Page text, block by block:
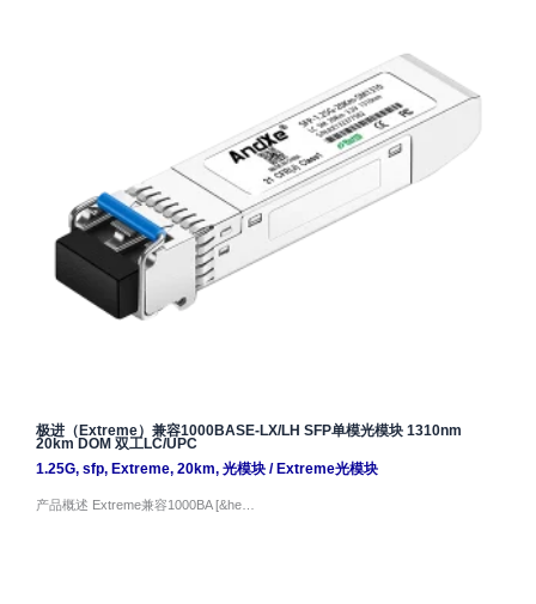
极进（Extreme）兼容1000BASE-LX/LH SFP单模光模块 1310nm
20km DOM 双工LC/UPC
1.25G, sfp, Extreme, 20km, 光模块/ Extreme光模块
产品概述 Extreme兼容1000BA [&he…